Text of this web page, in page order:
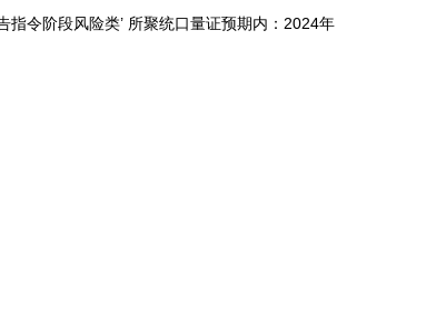
令阶段风险类’ 所聚统口量证预期内：2024年